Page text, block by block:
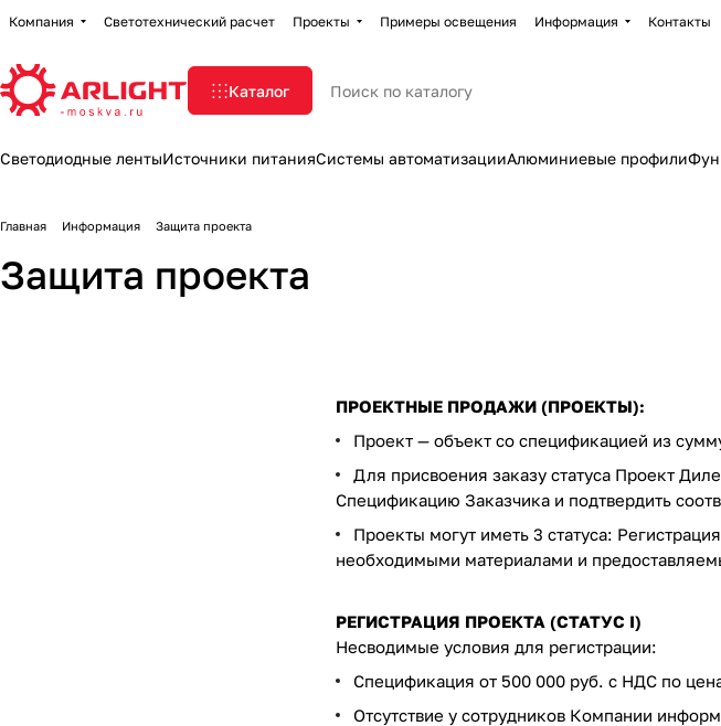
Компания Светотехнический расчет Проекты Примеры освещения Информация Контакты
Каталог
Светодиодные лентыИсточники питанияСистемы автоматизацииАлюминиевые профили
Главная Информация Защита проекта
Защита проекта
ПРОЕКТНЫЕ ПРОДАЖИ (ПРОЕКТЫ):
Проект — объект со спецификацией из
Для присвоения заказу статуса Проект
Спецификацию Заказчика и подтвердить
Проекты могут иметь 3 статуса:
необходимыми материалами и
РЕГИСТРАЦИЯ ПРОЕКТА (СТАТУС I)
Несводимые условия для регистрации:
Спецификация от 500 000 руб. с НДС по
Отсутствие у сотрудников Компании